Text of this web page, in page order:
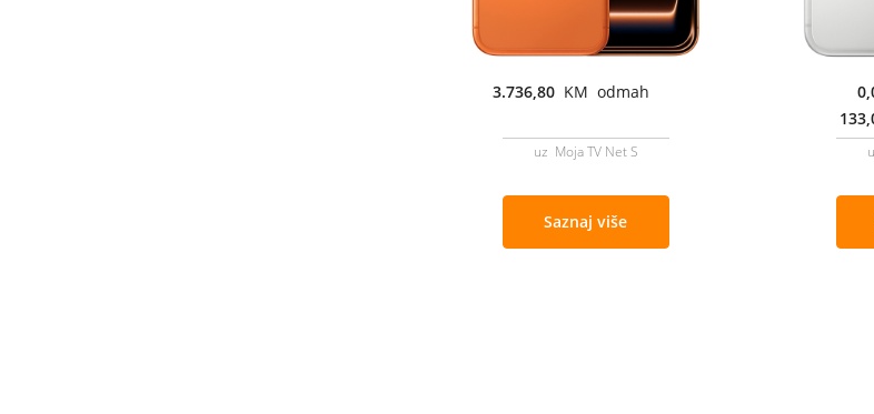
3.736,80 KM odmah
uz Moja TV Net S
Saznaj više